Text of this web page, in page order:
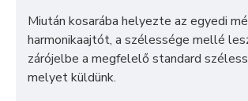
Miután kosarába helyezte az egyedi
harmonikaajtót, a szélessége mellé
zárójelbe a megfelelő standard
melyet küldünk.